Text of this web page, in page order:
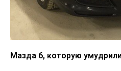
Мазда 6, которую